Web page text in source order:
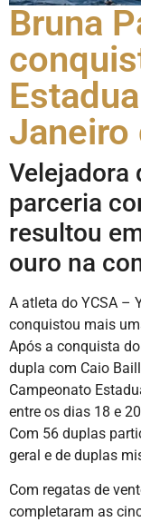
Bruna
Janeiro
Velejadora
parceria
resultou
ouro na
A atleta do YCSA –
conquistou mais
Após a conquista
dupla com Caio
Campeonato
entre os dias 18 e
Com 56 duplas
geral e de duplas
Com regatas de
completaram as